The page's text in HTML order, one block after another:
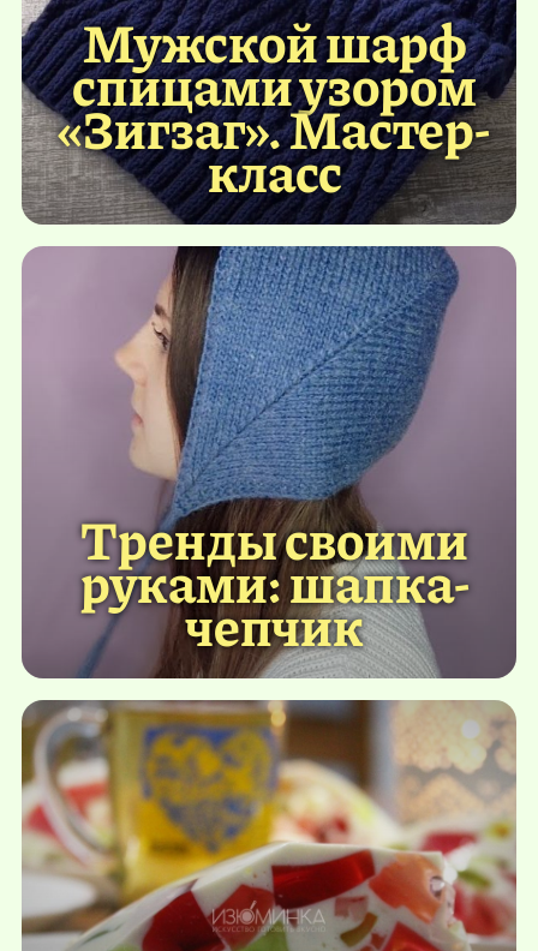
Мужской шарф
спицами узором
«Зигзаг». Мастер-
класс
Тренды своими
руками: шапка-
чепчик